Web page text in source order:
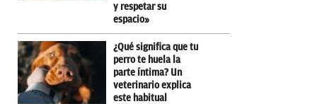
y respetar su
espacio»
¿Qué significa que tu
perro te huela la
parte íntima? Un
veterinario explica
este habitual